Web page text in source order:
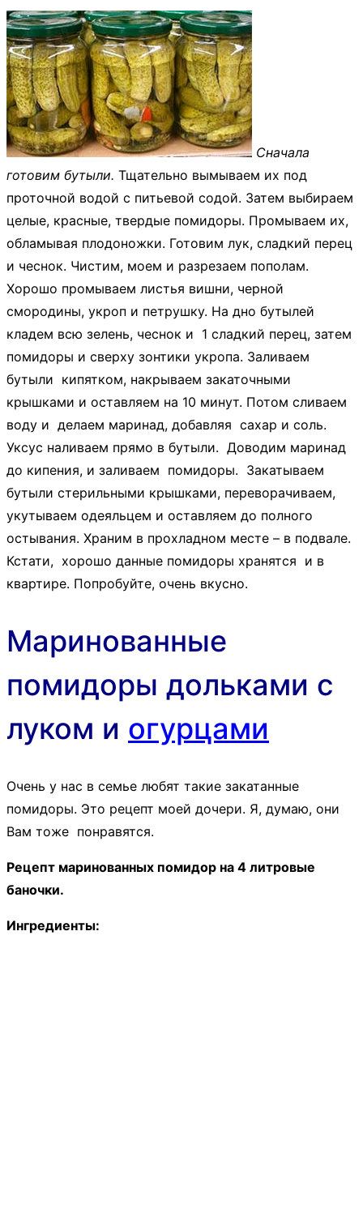
Сначала
готовим бутыли. Тщательно вымываем их под
проточной водой с питьевой содой. Затем выбираем
целые, красные, твердые помидоры. Промываем их,
обламывая плодоножки. Готовим лук, сладкий перец
и чеснок. Чистим, моем и разрезаем пополам.
Хорошо промываем листья вишни, черной
смородины, укроп и петрушку. На дно бутылей
кладем всю зелень, чеснок и 1 сладкий перец, затем
помидоры и сверху зонтики укропа. Заливаем
бутыли кипятком, накрываем закаточными
крышками и оставляем на 10 минут. Потом сливаем
воду и делаем маринад, добавляя сахар и соль.
Уксус наливаем прямо в бутыли. Доводим маринад
до кипения, и заливаем помидоры. Закатываем
бутыли стерильными крышками, переворачиваем,
укутываем одеяльцем и оставляем до полного
остывания. Храним в прохладном месте – в подвале.
Кстати, хорошо данные помидоры хранятся и в
квартире. Попробуйте, очень вкусно.
Маринованные
помидоры дольками с
луком и огурцами
Очень у нас в семье любят такие закатанные
помидоры. Это рецепт моей дочери. Я, думаю, они
Вам тоже понравятся.
Рецепт маринованных помидор на 4 литровые
баночки.
Ингредиенты: